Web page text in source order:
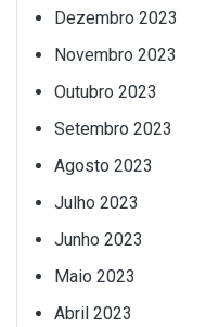
Dezembro 2023
Novembro 2023
Outubro 2023
Setembro 2023
Agosto 2023
Julho 2023
Junho 2023
Maio 2023
Abril 2023